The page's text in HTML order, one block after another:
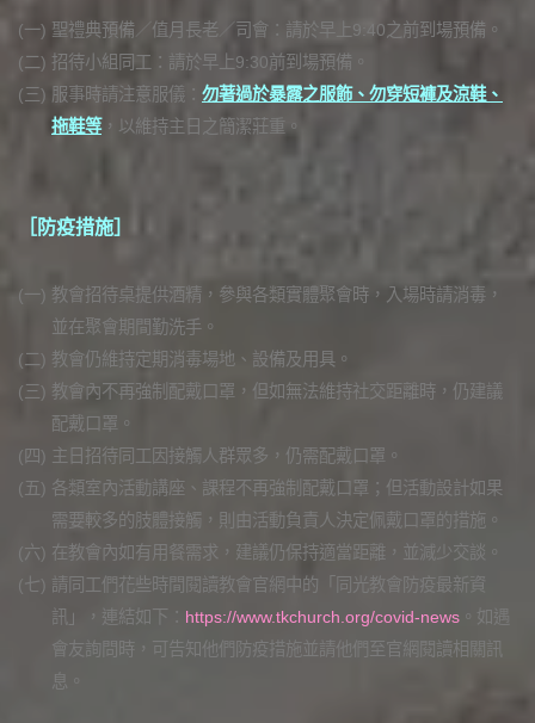
(一) 聖禮典預備／值月長老／司會：請於早上9:40之前到場預備。
(二) 招待小組同工：請於早上9:30前到場預備。
(三) 服事時請注意服儀： 勿著過於暴露之服飾、勿穿短褲及涼鞋、
拖鞋等 ，以維持主日之簡潔莊重。
［防疫措施］
(一) 教會招待桌提供酒精，參與各類實體聚會時，入場時請消毒，
並在聚會期間勤洗手。
(二) 教會仍維持定期消毒場地、設備及用具。
(三) 教會內不再強制配戴口罩，但如無法維持社交距離時，仍建議
配戴口罩。
(四) 主日招待同工因接觸人群眾多，仍需配戴口罩。
(五) 各類室內活動講座、課程不再強制配戴口罩；但活動設計如果
需要較多的肢體接觸，則由活動負責人決定佩戴口罩的措施。
(六) 在教會內如有用餐需求，建議仍保持適當距離，並減少交談。
(七) 請同工們花些時間閱讀教會官網中的「同光教會防疫最新資
訊」，連結如下： https://www.tkchurch.org/covid-news 。如遇
會友詢問時，可告知他們防疫措施並請他們至官網閱讀相關訊
息。